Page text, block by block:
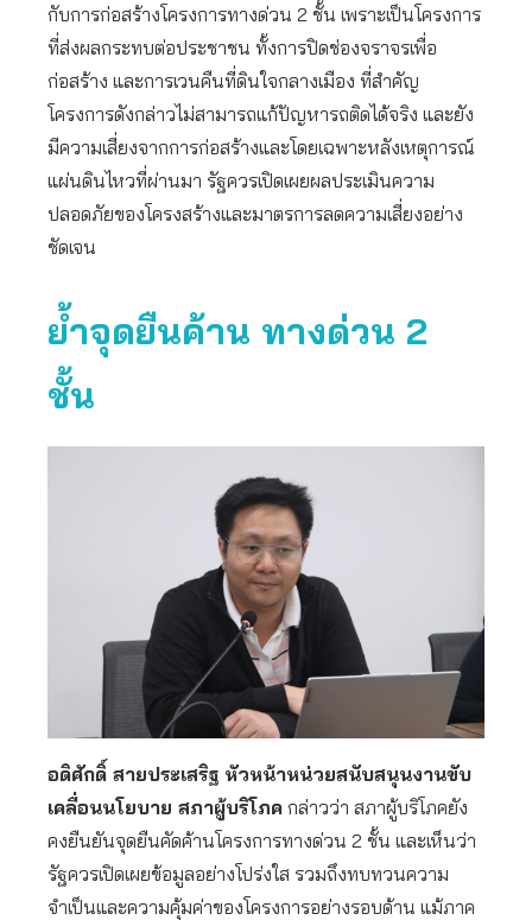
กับการก่อสร้างโครงการทางด่วน 2 ชั้น เพราะเป็นโครงการ
ที่ส่งผลกระทบต่อประชาชน ทั้งการปิดช่องจราจรเพื่อ
ก่อสร้าง และการเวนคืนที่ดินใจกลางเมือง ที่สำคัญ
โครงการดังกล่าวไม่สามารถแก้ปัญหารถติดได้จริง และยัง
มีความเสี่ยงจากการก่อสร้างและโดยเฉพาะหลังเหตุการณ์
แผ่นดินไหวที่ผ่านมา รัฐควรเปิดเผยผลประเมินความ
ปลอดภัยของโครงสร้างและมาตรการลดความเสี่ยงอย่าง
ชัดเจน
ย้ำจุดยืนค้าน ทางด่วน 2
ชั้น
อดิศักดิ์ สายประเสริฐ หัวหน้าหน่วยสนับสนุนงานขับ
เคลื่อนนโยบาย สภาผู้บริโภค กล่าวว่า สภาผู้บริโภคยัง
คงยืนยันจุดยืนคัดค้านโครงการทางด่วน 2 ชั้น และเห็นว่า
รัฐควรเปิดเผยข้อมูลอย่างโปร่งใส รวมถึงทบทวนความ
จำเป็นและความคุ้มค่าของโครงการอย่างรอบด้าน แม้ภาค